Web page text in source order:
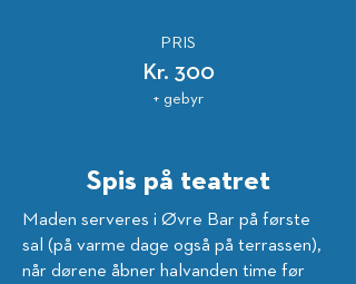
PRIS
Kr. 300
+ gebyr
Spis på teatret
Maden serveres i Øvre Bar på første
sal (på varme dage også på terrassen),
når dørene åbner halvanden time før